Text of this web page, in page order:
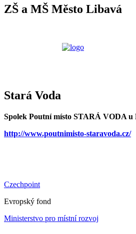
ZŠ a MŠ Město Libavá
Stará Voda
Spolek Poutní místo STARÁ VODA u
http://www.poutnimisto-staravoda.cz/
Czechpoint
Evropský fond
Ministerstvo pro místní rozvoj